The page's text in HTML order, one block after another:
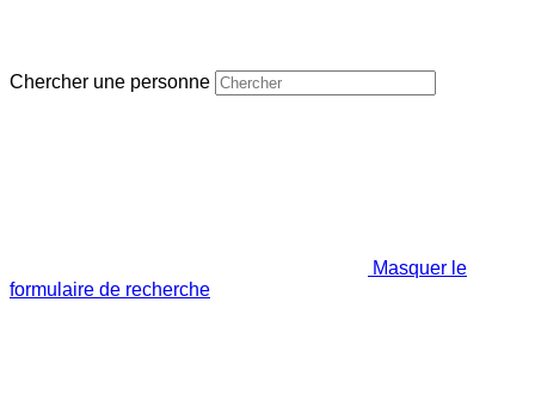
Chercher une personne
Masquer le
formulaire de recherche